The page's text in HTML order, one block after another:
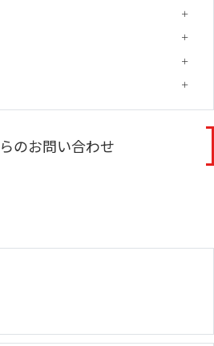
のお問い合わせ